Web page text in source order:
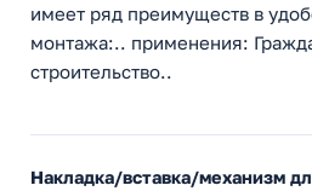
имеет ряд преимуществ в
монтажа:.. применения:
строительство..
Накладка/вставка/механизм